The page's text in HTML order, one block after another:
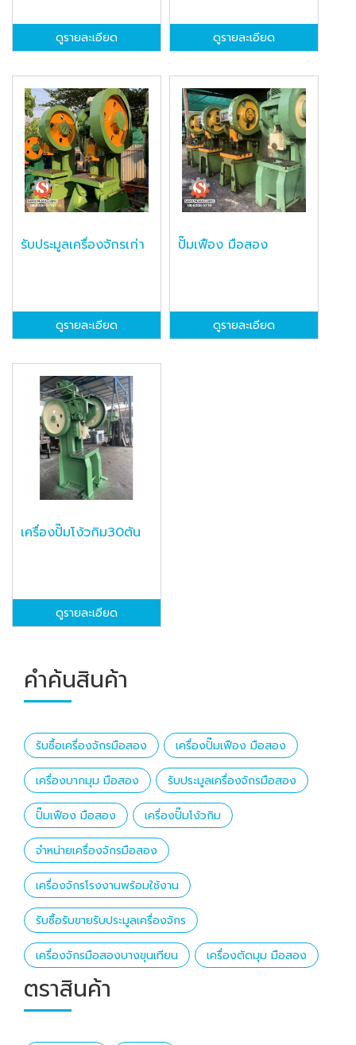
ดูรายละเอียด ดูรายละเอียด
รับประมูลเครื่องจักรเก่า
ดูรายละเอียด
ปั๊มเฟือง มือสอง
ดูรายละเอียด
เครื่องปั๊มโง้วกิม30ตัน
ดูรายละเอียด
คำค้นสินค้า
รับซื้อเครื่องจักรมือสอง เครื่องปั๊มเฟือง มือสอง
เครื่องบากมุม มือสอง รับประมูลเครื่องจักรมือสอง
ปั๊มเฟือง มือสอง เครื่องปั๊มโง้วกิม
จำหน่ายเครื่องจักรมือสอง
เครื่องจักรโรงงานพร้อมใช้งาน
รับซื้อรับขายรับประมูลเครื่องจักร
เครื่องจักรมือสองบางขุนเทียน เครื่องตัดมุม มือสอง
ตราสินค้า